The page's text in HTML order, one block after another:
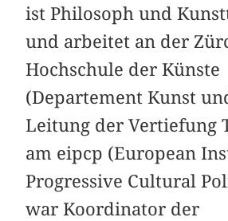
ist Philosoph und
und arbeitet an der
Hochschule der Künste
(Departement Kunst
Leitung der Vertiefung
am eipcp (European
Progressive Cultural
war Koordinator der